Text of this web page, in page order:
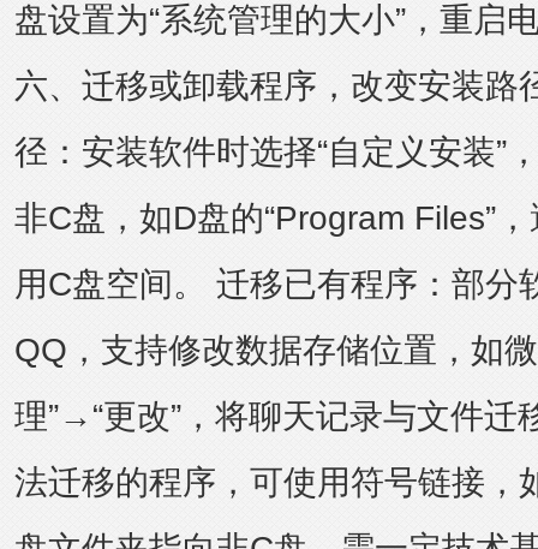
盘设置为“系统管理的大小”，重启
六、迁移或卸载程序，改变安装路
径：安装软件时选择“自定义安装”
非C盘，如D盘的“Program Files”
用C盘空间。 迁移已有程序：部分
QQ，支持修改数据存储位置，如
理”→“更改”，将聊天记录与文件迁
法迁移的程序，可使用符号链接